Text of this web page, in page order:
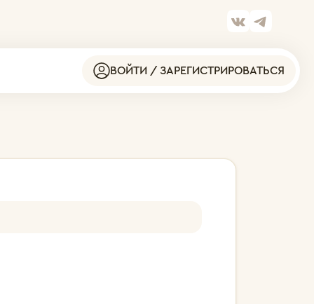
ВОЙТИ / ЗАРЕГИСТРИРОВАТЬСЯ